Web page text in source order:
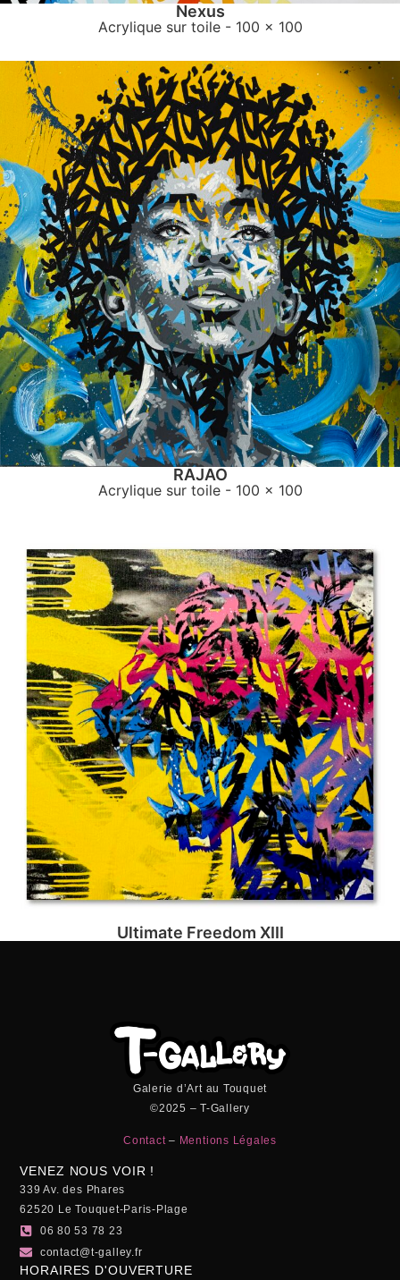
Nexus
Acrylique sur toile- 100 x 100
RAJAO
Acrylique sur toile- 100 x 100
Ultimate Freedom XIII
Galerie d’Art au Touquet
©2025 – T-Gallery
Contact– Mentions Légales
VENEZ NOUS VOIR !
339 Av. des Phares
62520 Le Touquet-Paris-Plage
06 80 53 78 23
contact@t-galley.fr
HORAIRES D'OUVERTURE